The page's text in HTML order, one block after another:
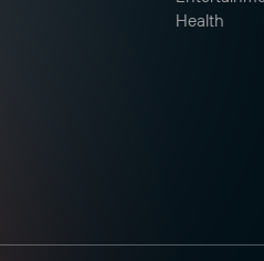
Health